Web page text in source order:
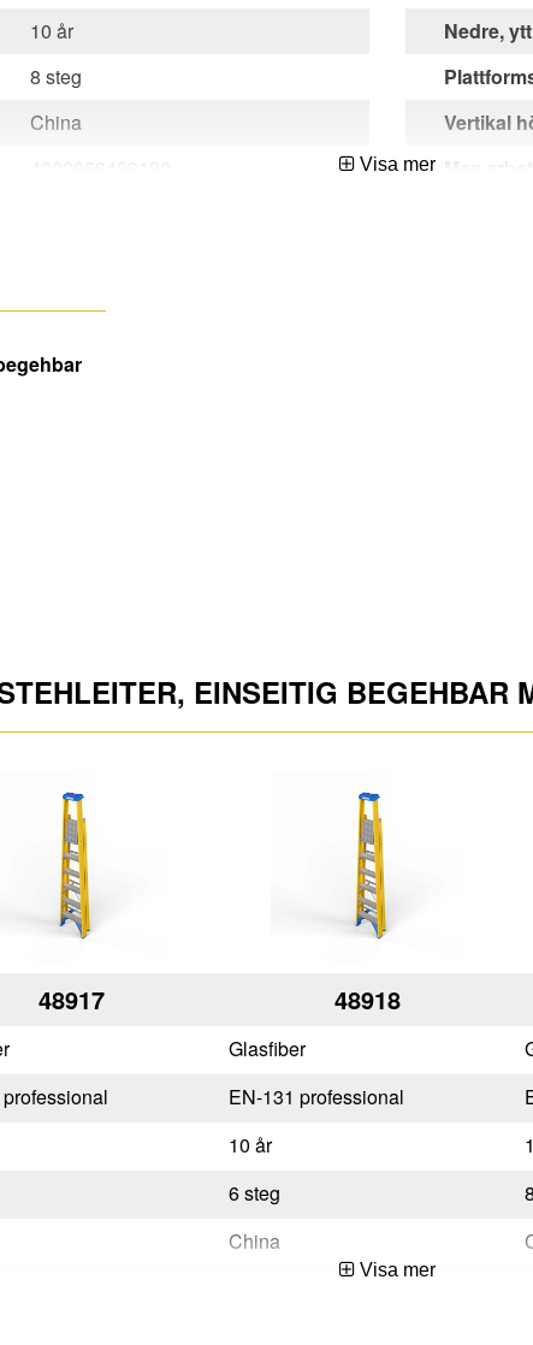
10 år
8 steg
China
Nedre,
Vertikal
Max
Visa mer
EINSEITIG BEGEHBAR
48917 48918
Glasfiber
EN-131 professional
10 år
6 steg
China
Visa mer